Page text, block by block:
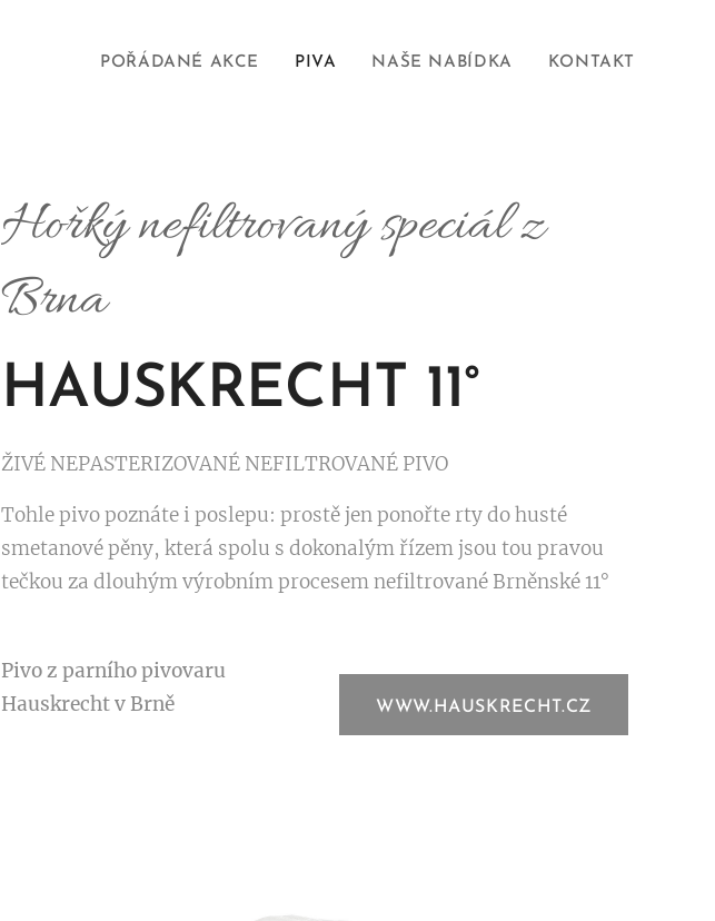
POŘÁDANÉ AKCE PIVA NAŠE NABÍDKA KONTAKT
Hořký nefiltrovaný speciál z
Brna
HAUSKRECHT 11°
ŽIVÉ NEPASTERIZOVANÉ NEFILTROVANÉ PIVO
Tohle pivo poznáte i poslepu: prostě jen ponořte rty do husté
smetanové pěny, která spolu s dokonalým řízem jsou tou pravou
tečkou za dlouhým výrobním procesem nefiltrované Brněnské 11°
Pivo z parního pivovaru
Hauskrecht v Brně
WWW.HAUSKRECHT.CZ